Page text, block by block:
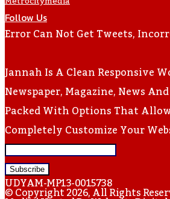
Follow Us
Error Can Not Get Tweets,
Jannah Is A Clean Responsive
Newspaper, Magazine, News
Packed With Options That
Completely Customize Your
Enter
Your
Email
UDYAM-MP13-0015738
© Copyright 2026, All Rights